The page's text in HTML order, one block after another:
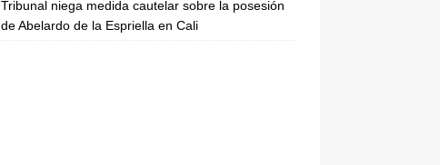
Tribunal niega medida cautelar sobre la posesión
de Abelardo de la Espriella en Cali